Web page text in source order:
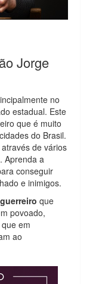
Jorge
no
estadual. Este
que é muito
do Brasil.
de vários
Aprenda a
conseguir
e inimigos.
que
povoado,
em
ao